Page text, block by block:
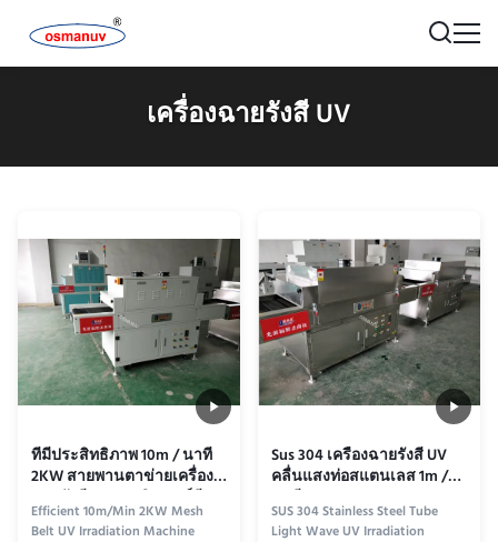
เครื่องฉายรังสี UV
ที่มีประสิทธิภาพ 10m / นาที
2KW สายพานตาข่ายเครื่อง
ฉายรังสี Uv คอมพิวเตอร์สี
ขาวสำหรับกล่องอาหารหรือ
Efficient 10m/Min 2KW Mesh
Belt UV Irradiation Machine
Sus 304 เครื่องฉายรังสี UV
คลื่นแสงท่อสแตนเลส 1m /
นาที
SUS 304 Stainless Steel Tube
Light Wave UV Irradiation